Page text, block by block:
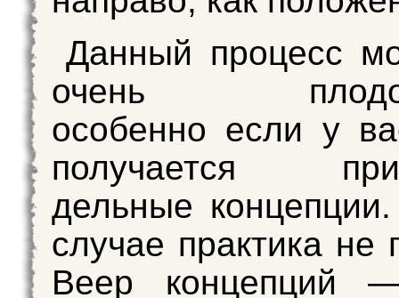
Данный процесс
очень
особенно если у
получается
дельные
случае практика не
Веер концепций